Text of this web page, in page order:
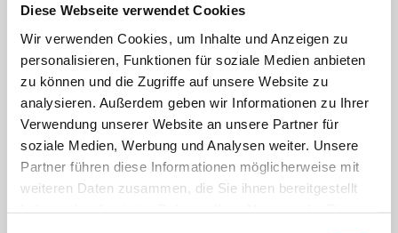
Diese Webseite verwendet Cookies
Wir verwenden Cookies, um Inhalte und Anzeigen zu
personalisieren, Funktionen für soziale Medien anbieten
zu können und die Zugriffe auf unsere Website zu
analysieren. Außerdem geben wir Informationen zu Ihrer
Verwendung unserer Website an unsere Partner für
soziale Medien, Werbung und Analysen weiter. Unsere
Partner führen diese Informationen möglicherweise mit
weiteren Daten zusammen, die Sie ihnen bereitgestellt
Page 1/ 4 Zoom100%